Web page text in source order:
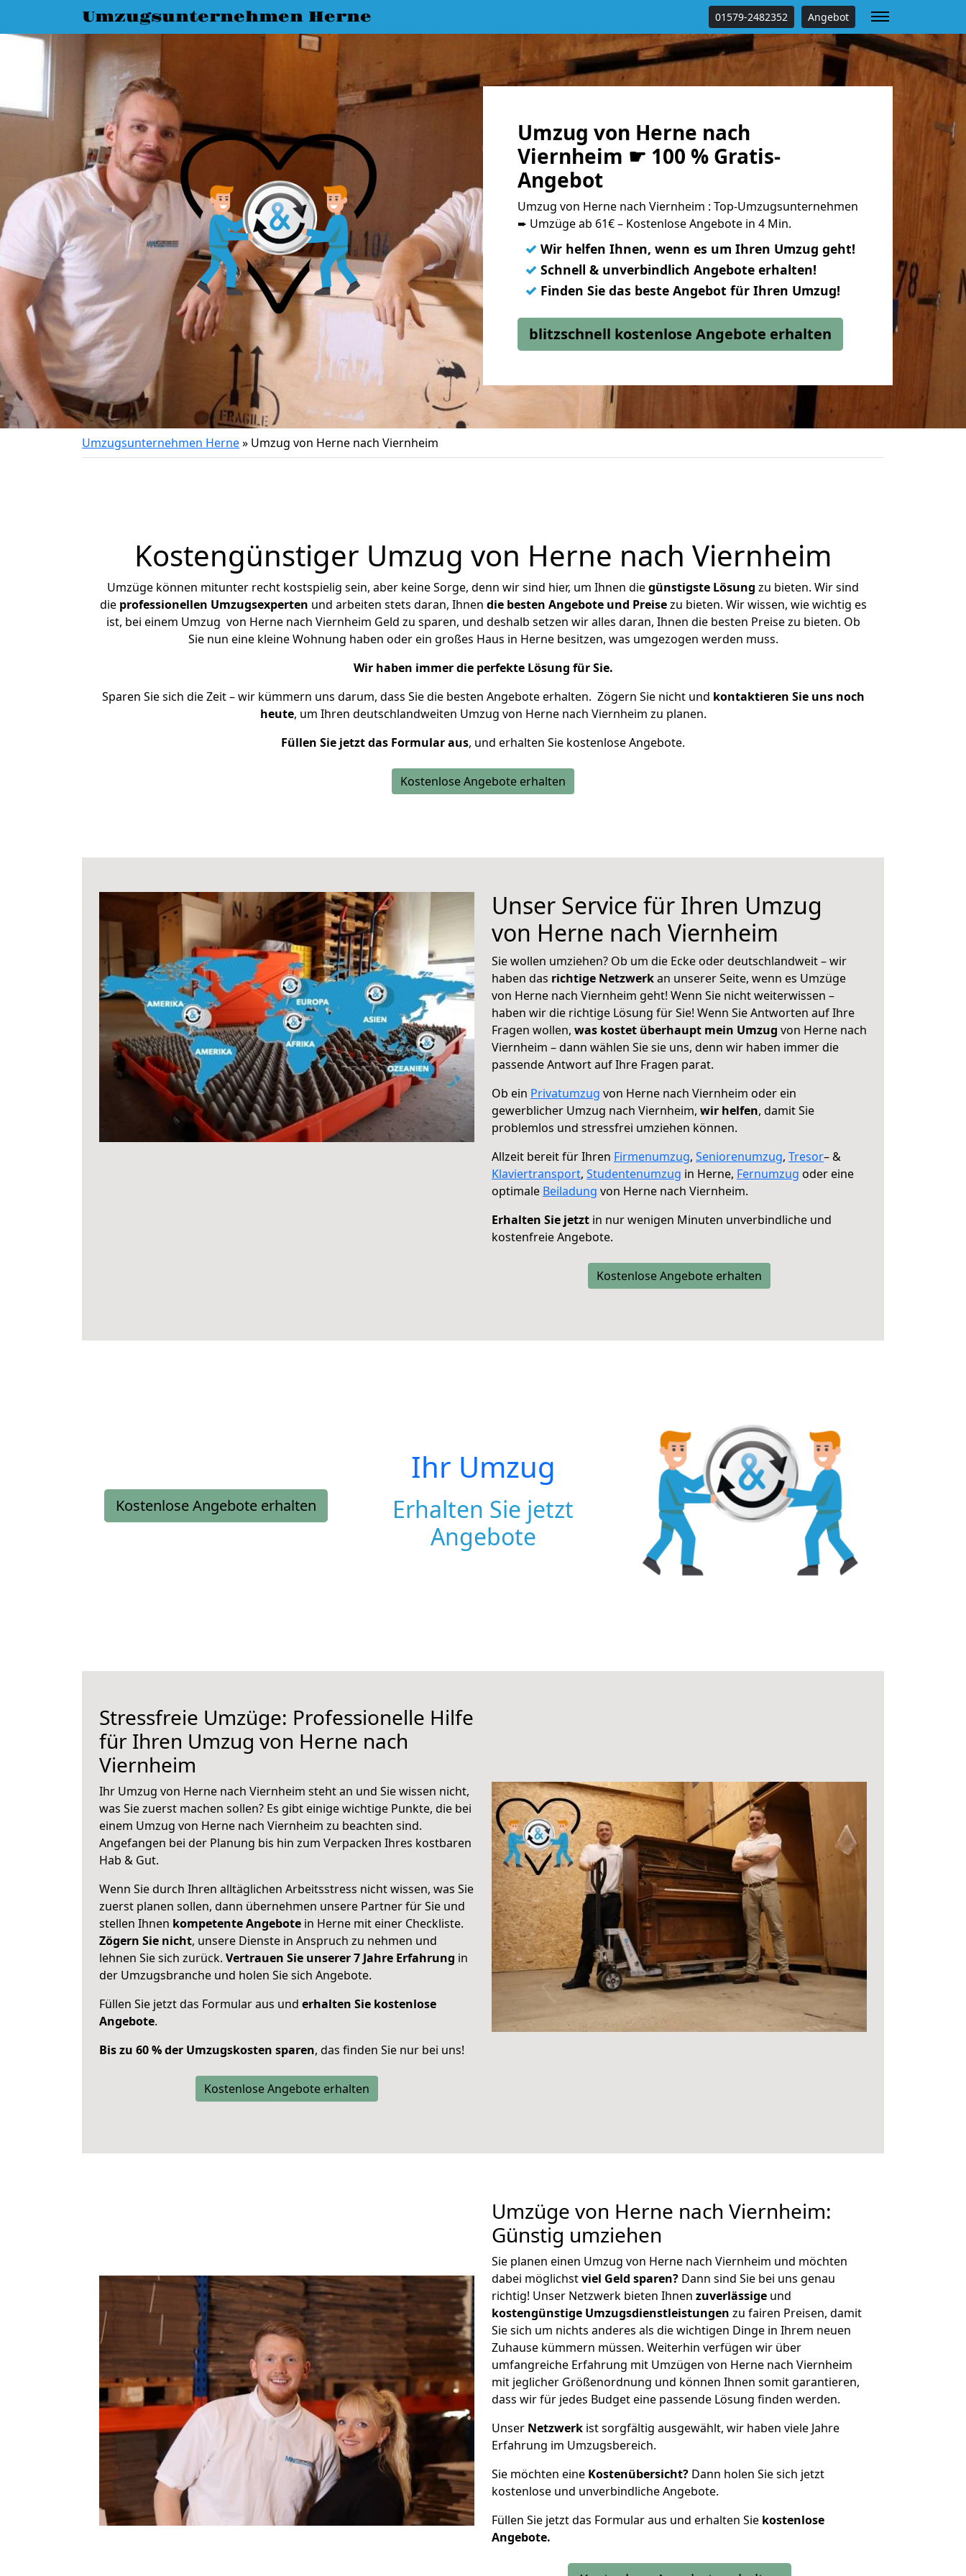
Umzugsunternehmen Herne 01579-2482352 Angebot
Umzug von Herne nach
Viernheim ☛ 100 % Gratis-
Angebot
Umzug von Herne nach Viernheim : Top-Umzugsunternehmen
➨ Umzüge ab 61€ – Kostenlose Angebote in 4 Min.
✓ Wir helfen Ihnen, wenn es um Ihren Umzug geht!
✓ Schnell & unverbindlich Angebote erhalten!
✓ Finden Sie das beste Angebot für Ihren Umzug!
blitzschnell kostenlose Angebote erhalten
Umzugsunternehmen Herne» Umzug von Herne nach Viernheim
Kostengünstiger Umzug von Herne nach Viernheim
Umzüge können mitunter recht kostspielig sein, aber keine Sorge, denn wir sind hier, um Ihnen diegünstigste Lösung zu bieten. Wir sind
die professionellen Umzugsexperten und arbeiten stets daran, Ihnen die besten Angebote und Preisezu bieten. Wir wissen, wie wichtig es
ist, bei einem Umzug von Herne nach Viernheim Geld zu sparen, und deshalb setzen wir alles daran, Ihnen die besten Preise zu bieten. Ob
Sie nun eine kleine Wohnung haben oder ein großes Haus in Herne besitzen, was umgezogen werden muss.
Wir haben immer die perfekte Lösung für Sie.
Sparen Sie sich die Zeit – wir kümmern uns darum, dass Sie die besten Angebote erhalten. Zögern Sie nicht und kontaktieren Sie uns noch
heute, um Ihren deutschlandweiten Umzug von Herne nach Viernheim zu planen.
Füllen Sie jetzt das Formular aus, und erhalten Sie kostenlose Angebote.
Kostenlose Angebote erhalten
Unser Service für Ihren Umzug
von Herne nach Viernheim
Sie wollen umziehen? Ob um die Ecke oder deutschlandweit – wir
haben das richtige Netzwerkan unserer Seite, wenn es Umzüge
von Herne nach Viernheim geht! Wenn Sie nicht weiterwissen –
haben wir die richtige Lösung für Sie! Wenn Sie Antworten auf Ihre
Fragen wollen, was kostet überhaupt mein Umzug von Herne nach
Viernheim – dann wählen Sie sie uns, denn wir haben immer die
passende Antwort auf Ihre Fragen parat.
Ob ein Privatumzug von Herne nach Viernheim oder ein
gewerblicher Umzug nach Viernheim, wir helfen, damit Sie
problemlos und stressfrei umziehen können.
Allzeit bereit für Ihren Firmenumzug, Seniorenumzug, Tresor– &
Klaviertransport, Studentenumzug in Herne, Fernumzug oder eine
optimale Beiladung von Herne nach Viernheim.
Erhalten Sie jetzt in nur wenigen Minuten unverbindliche und
kostenfreie Angebote.
Kostenlose Angebote erhalten
Kostenlose Angebote erhalten
Ihr Umzug
Erhalten Sie jetzt
Angebote
Stressfreie Umzüge: Professionelle Hilfe
für Ihren Umzug von Herne nach
Viernheim
Ihr Umzug von Herne nach Viernheim steht an und Sie wissen nicht,
was Sie zuerst machen sollen? Es gibt einige wichtige Punkte, die bei
einem Umzug von Herne nach Viernheim zu beachten sind.
Angefangen bei der Planung bis hin zum Verpacken Ihres kostbaren
Hab & Gut.
Wenn Sie durch Ihren alltäglichen Arbeitsstress nicht wissen, was Sie
zuerst planen sollen, dann übernehmen unsere Partner für Sie und
stellen Ihnen kompetente Angebote in Herne mit einer Checkliste.
Zögern Sie nicht, unsere Dienste in Anspruch zu nehmen und
lehnen Sie sich zurück. Vertrauen Sie unserer 7 Jahre Erfahrung in
der Umzugsbranche und holen Sie sich Angebote.
Füllen Sie jetzt das Formular aus und erhalten Sie kostenlose
Angebote.
Bis zu 60 % der Umzugskosten sparen, das finden Sie nur bei uns!
Kostenlose Angebote erhalten
Umzüge von Herne nach Viernheim:
Günstig umziehen
Sie planen einen Umzug von Herne nach Viernheim und möchten
dabei möglichstviel Geld sparen? Dann sind Sie bei uns genau
richtig! Unser Netzwerk bieten Ihnen zuverlässige und
kostengünstige Umzugsdienstleistungen zu fairen Preisen, damit
Sie sich um nichts anderes als die wichtigen Dinge in Ihrem neuen
Zuhause kümmern müssen. Weiterhin verfügen wir über
umfangreiche Erfahrung mit Umzügen von Herne nach Viernheim
mit jeglicher Größenordnung und können Ihnen somit garantieren,
dass wir für jedes Budget eine passende Lösung finden werden.
Unser Netzwerk ist sorgfältig ausgewählt, wir haben viele Jahre
Erfahrung im Umzugsbereich.
Sie möchten eine Kostenübersicht? Dann holen Sie sich jetzt
kostenlose und unverbindliche Angebote.
Füllen Sie jetzt das Formular aus und erhalten Sie kostenlose
Angebote.